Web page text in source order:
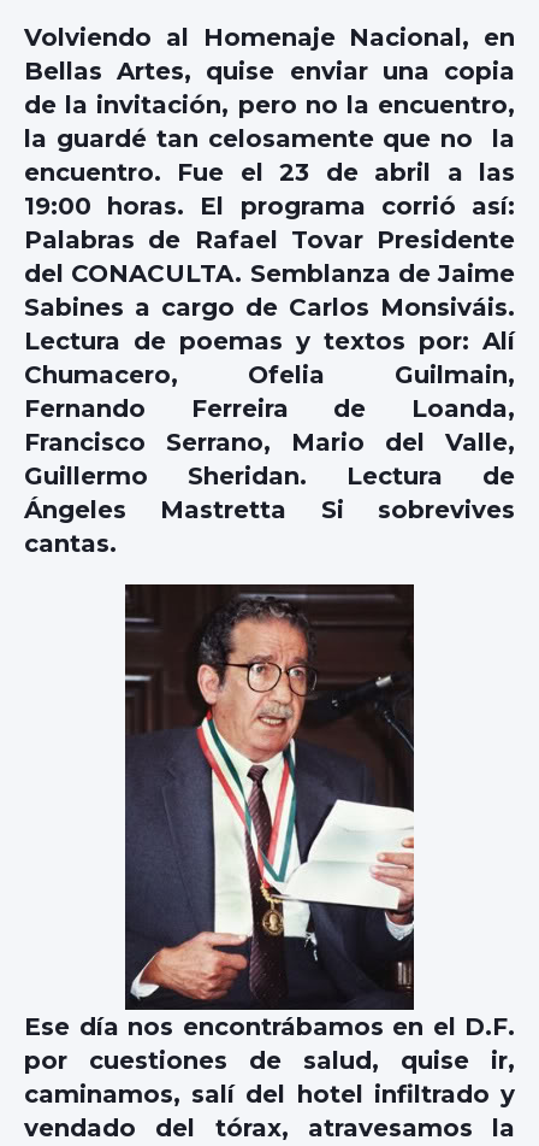
Volviendo al Homenaje Nacional, en
Bellas Artes, quise enviar una copia
de la invitación, pero no la encuentro,
la guardé tan celosamente que no la
encuentro. Fue el 23 de abril a las
19:00 horas. El programa corrió así:
Palabras de Rafael Tovar Presidente
del CONACULTA. Semblanza de Jaime
Sabines a cargo de Carlos Monsiváis.
Lectura de poemas y textos por: Alí
Chumacero, Ofelia Guilmain,
Fernando Ferreira de Loanda,
Francisco Serrano, Mario del Valle,
Guillermo Sheridan. Lectura de
Ángeles Mastretta Si sobrevives
cantas.
Ese día nos encontrábamos en el D.F.
por cuestiones de salud, quise ir,
caminamos, salí del hotel infiltrado y
vendado del tórax, atravesamos la